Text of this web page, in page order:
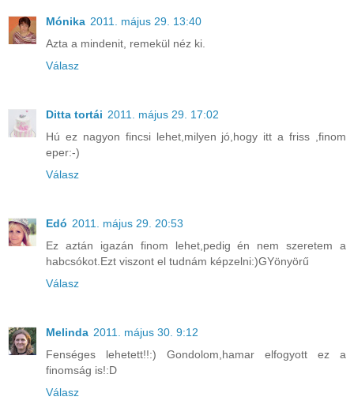
Mónika 2011. május 29. 13:40
Azta a mindenit, remekül néz ki.
Válasz
Ditta tortái 2011. május 29. 17:02
Hú ez nagyon fincsi lehet,milyen jó,hogy itt a friss ,finom
eper:-)
Válasz
Edó 2011. május 29. 20:53
Ez aztán igazán finom lehet,pedig én nem szeretem a
habcsókot.Ezt viszont el tudnám képzelni:)GYönyörű
Válasz
Melinda 2011. május 30. 9:12
Fenséges lehetett!!:) Gondolom,hamar elfogyott ez a
finomság is!:D
Válasz